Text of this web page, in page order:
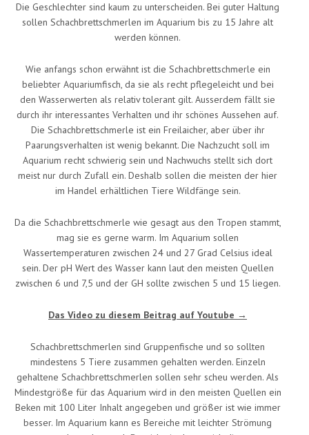
Die Geschlechter sind kaum zu unterscheiden. Bei guter Haltung
sollen Schachbrettschmerlen im Aquarium bis zu 15 Jahre alt
werden können.
Wie anfangs schon erwähnt ist die Schachbrettschmerle ein
beliebter Aquariumfisch, da sie als recht pflegeleicht und bei
den Wasserwerten als relativ tolerant gilt. Ausserdem fällt sie
durch ihr interessantes Verhalten und ihr schönes Aussehen auf.
Die Schachbrettschmerle ist ein Freilaicher, aber über ihr
Paarungsverhalten ist wenig bekannt. Die Nachzucht soll im
Aquarium recht schwierig sein und Nachwuchs stellt sich dort
meist nur durch Zufall ein. Deshalb sollen die meisten der hier
im Handel erhältlichen Tiere Wildfänge sein.
Da die Schachbrettschmerle wie gesagt aus den Tropen stammt,
mag sie es gerne warm. Im Aquarium sollen
Wassertemperaturen zwischen 24 und 27 Grad Celsius ideal
sein. Der pH Wert des Wasser kann laut den meisten Quellen
zwischen 6 und 7,5 und der GH sollte zwischen 5 und 15 liegen.
Das Video zu diesem Beitrag auf Youtube →
Schachbrettschmerlen sind Gruppenfische und so sollten
mindestens 5 Tiere zusammen gehalten werden. Einzeln
gehaltene Schachbrettschmerlen sollen sehr scheu werden. Als
Mindestgröße für das Aquarium wird in den meisten Quellen ein
Beken mit 100 Liter Inhalt angegeben und größer ist wie immer
besser. Im Aquarium kann es Bereiche mit leichter Strömung